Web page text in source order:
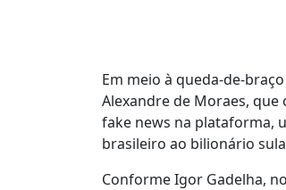
Em meio à queda-de-
Alexandre de Moraes, que
fake news na plataforma,
brasileiro ao bilionário
Conforme Igor Gadelha,